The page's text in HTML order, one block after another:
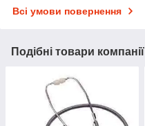
Всі умови повернення
Подібні товари компанії